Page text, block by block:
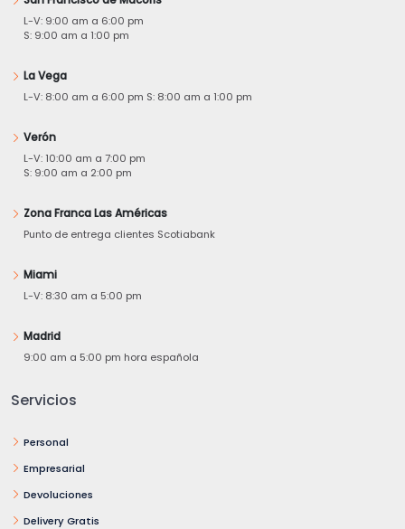
L-V: 9:00 am a 6:00 pm
S: 9:00 am a 1:00 pm
La Vega
L-V: 8:00 am a 6:00 pm S: 8:00 am a 1:00 pm
Verón
L-V: 10:00 am a 7:00 pm
S: 9:00 am a 2:00 pm
Zona Franca Las Américas
Punto de entrega clientes Scotiabank
Miami
L-V: 8:30 am a 5:00 pm
Madrid
9:00 am a 5:00 pm hora española
Servicios
Personal
Empresarial
Devoluciones
Delivery Gratis